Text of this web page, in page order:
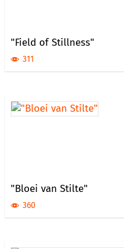
"Field of Stillness"
311
"Bloei van Stilte"
360